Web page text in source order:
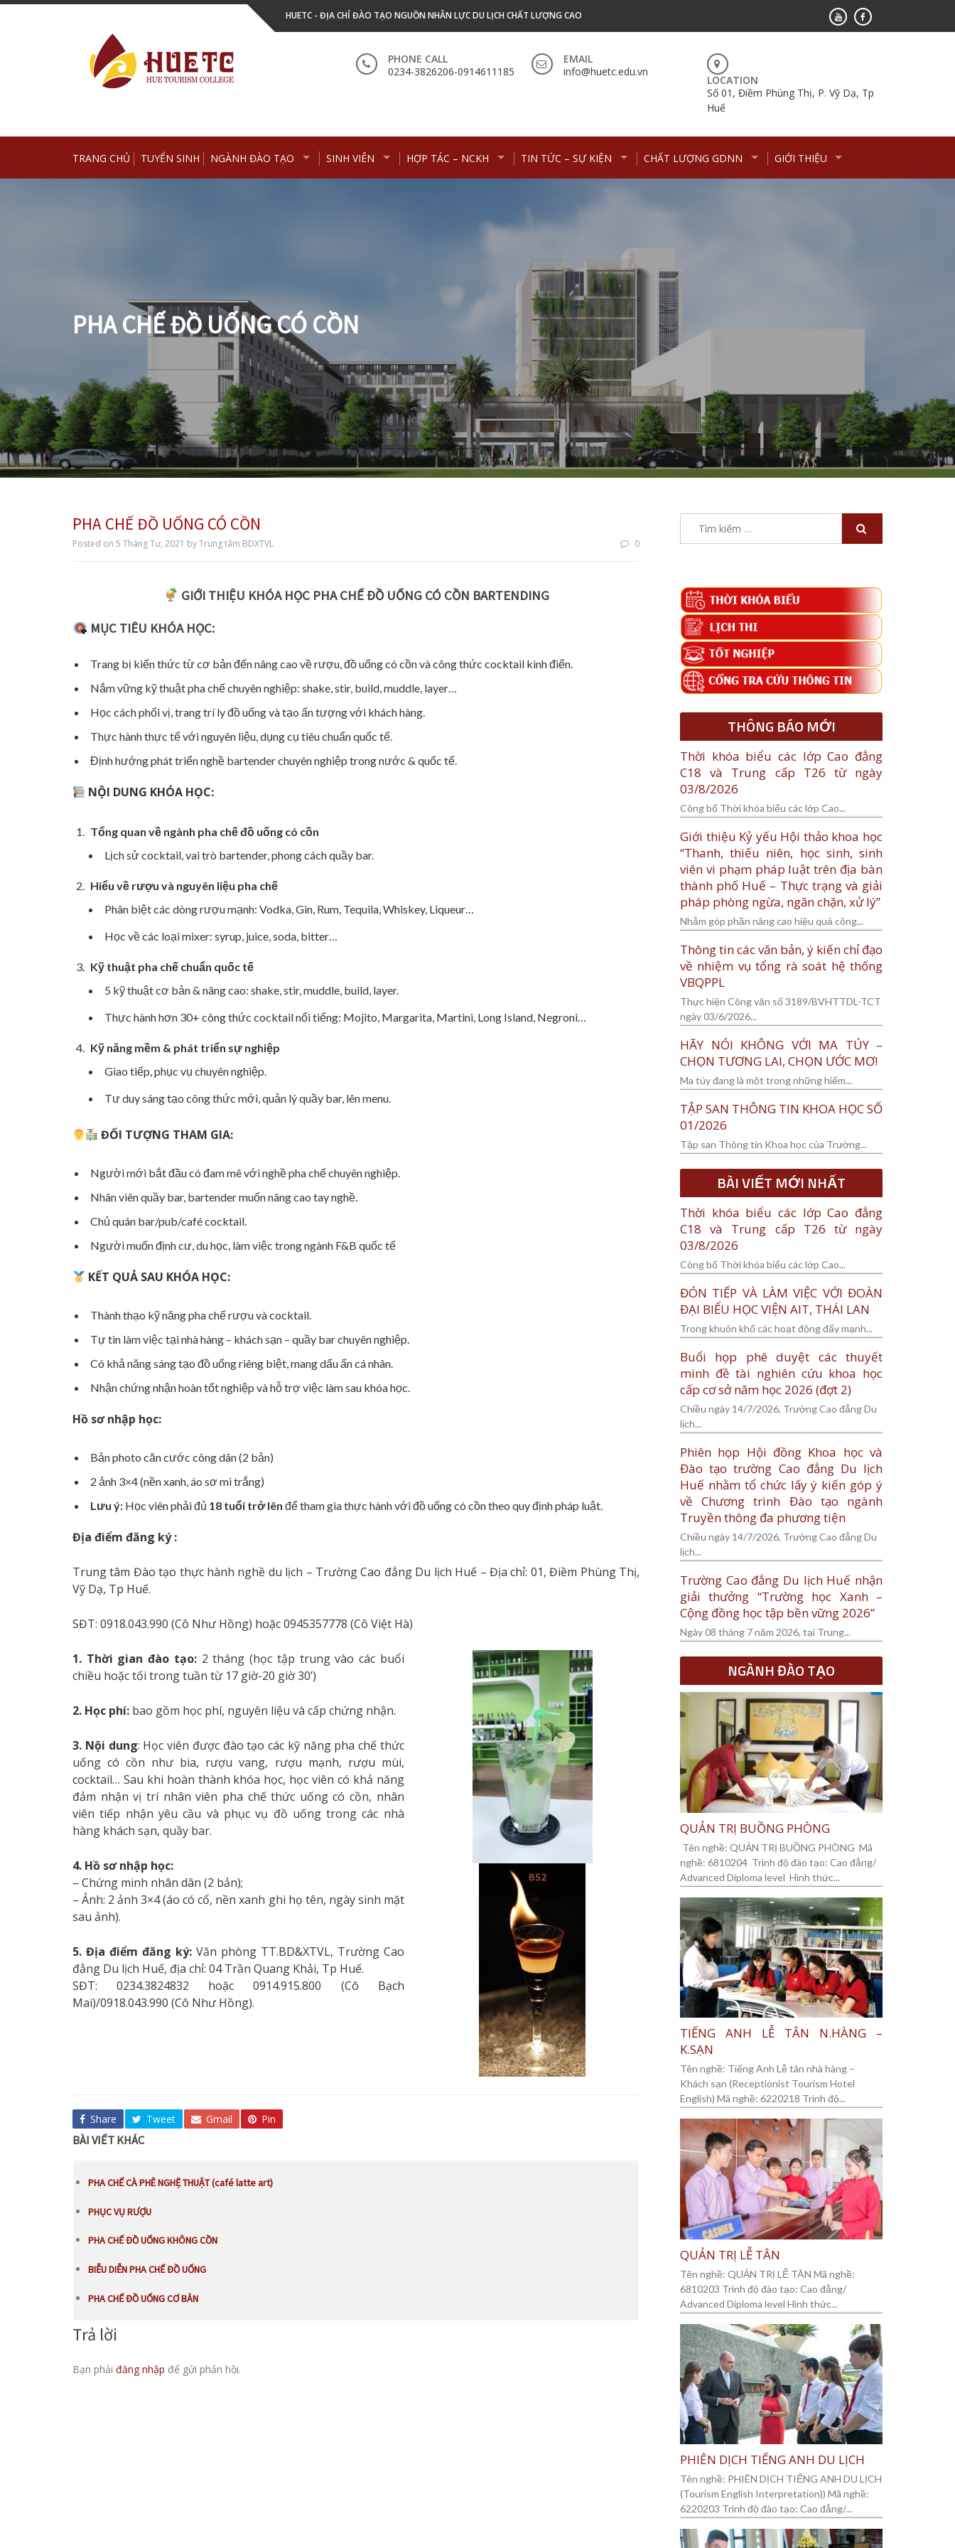
Skip
HUETC - ĐỊA CHỈ ĐÀO TẠO NGUỒN NHÂN LỰC DU LỊCH CHẤT LƯỢNG CAO
PHONE CALL
0234-3826206-0914611185
EMAIL
info@huetc.edu.vn
LOCATION
Số 01, Điềm Phùng Thị, P. Vỹ Dạ, Tp
Huế
TRANG CHỦ TUYỂN SINH NGÀNH ĐÀO TẠO SINH VIÊN HỢP TÁC – NCKH TIN TỨC – SỰ KIỆN CHẤT LƯỢNG GDNN GIỚI THIỆU
PHA CHẾ ĐỒ UỐNG CÓ CỒN
PHA CHẾ ĐỒ UỐNG CÓ CỒN
Posted on 5 Tháng Tư, 2021 byTrung tâm BDXTVL 0
GIỚI THIỆU KHÓA HỌC PHA CHẾ ĐỒ UỐNG CÓ CỒN BARTENDING
MỤC TIÊU KHÓA HỌC:
Trang bị kiến thức từ cơ bản đến nâng cao về rượu, đồ uống có cồn và công thức cocktail kinh điển.
Nắm vững kỹ thuật pha chế chuyên nghiệp: shake, stir, build, muddle, layer…
Học cách phối vị, trang trí ly đồ uống và tạo ấn tượng với khách hàng.
Thực hành thực tế với nguyên liệu, dụng cụ tiêu chuẩn quốc tế.
Định hướng phát triển nghề bartender chuyên nghiệp trong nước & quốc tế.
NỘI DUNG KHÓA HỌC:
Tổng quan về ngành pha chế đồ uống có cồn
Lịch sử cocktail, vai trò bartender, phong cách quầy bar.
Hiểu về rượu và nguyên liệu pha chế
Phân biệt các dòng rượu mạnh: Vodka, Gin, Rum, Tequila, Whiskey, Liqueur…
Học về các loại mixer: syrup, juice, soda, bitter…
Kỹ thuật pha chế chuẩn quốc tế
5 kỹ thuật cơ bản & nâng cao: shake, stir, muddle, build, layer.
Thực hành hơn 30+ công thức cocktail nổi tiếng: Mojito, Margarita, Martini, Long Island, Negroni…
Kỹ năng mềm & phát triển sự nghiệp
Giao tiếp, phục vụ chuyên nghiệp.
Tư duy sáng tạo công thức mới, quản lý quầy bar, lên menu.
ĐỐI TƯỢNG THAM GIA:
Người mới bắt đầu có đam mê với nghề pha chế chuyên nghiệp.
Nhân viên quầy bar, bartender muốn nâng cao tay nghề.
Chủ quán bar/pub/café cocktail.
Người muốn định cư, du học, làm việc trong ngành F&B quốc tế
KẾT QUẢ SAU KHÓA HỌC:
Thành thạo kỹ năng pha chế rượu và cocktail.
Tự tin làm việc tại nhà hàng – khách sạn – quầy bar chuyên nghiệp.
Có khả năng sáng tạo đồ uống riêng biệt, mang dấu ấn cá nhân.
Nhận chứng nhận hoàn tốt nghiệp và hỗ trợ việc làm sau khóa học.
Hồ sơ nhập học:
Bản photo căn cước công dân (2 bản)
2 ảnh 3×4 (nền xanh, áo sơ mi trắng)
Lưu ý: Học viên phải đủ 18 tuổi trở lên để tham gia thực hành với đồ uống có cồn theo quy định pháp luật.
Địa điểm đăng ký:
Trung tâm Đào tạo thực hành nghề du lịch – Trường Cao đẳng Du lịch Huế – Địa chỉ: 01, Điềm Phùng Thị,
Vỹ Dạ, Tp Huế.
SĐT: 0918.043.990 (Cô Như Hồng) hoặc 0945357778 (Cô Việt Hà)
1. Thời gian đào tạo:2 tháng (học tập trung vào các buổi
chiều hoặc tối trong tuần từ 17 giờ-20 giờ 30’)
2. Học phí: bao gồm học phí, nguyên liệu và cấp chứng nhận.
3. Nội dung: Học viên được đào tạo các kỹ năng pha chế thức
uống có cồn như bia, rượu vang, rượu mạnh, rượu mùi,
cocktail… Sau khi hoàn thành khóa học, học viên có khả năng
đảm nhận vị trí nhân viên pha chế thức uống có cồn, nhân
viên tiếp nhận yêu cầu và phục vụ đồ uống trong các nhà
hàng khách sạn, quầy bar.
4. Hồ sơ nhập học:
– Chứng minh nhân dân (2 bản);
– Ảnh: 2 ảnh 3×4 (áo có cổ, nền xanh ghi họ tên, ngày sinh mặt
sau ảnh).
5. Địa điểm đăng ký:Văn phòng TT.BD&XTVL, Trường Cao
đẳng Du lịch Huế, địa chỉ: 04 Trần Quang Khải, Tp Huế.
SĐT: 0234.3824832 hoặc 0914.915.800 (Cô Bạch
Mai)/0918.043.990 (Cô Như Hồng).
Share Tweet Gmail Pin
BÀI VIẾT KHÁC
PHA CHẾ CÀ PHÊ NGHỆ THUẬT (café latte art)
PHỤC VỤ RƯỢU
PHA CHẾ ĐỒ UỐNG KHÔNG CỒN
BIỄU DIỄN PHA CHẾ ĐỒ UỐNG
PHA CHẾ ĐỒ UỐNG CƠ BẢN
Trả lời
Bạn phải đăng nhập để gửi phản hồi.
kiếm
THÔNG BÁO MỚI
Thời khóa biểu các lớp Cao đẳng
C18 và Trung cấp T26 từ ngày
03/8/2026
Công bố Thời khóa biểu các lớp Cao...
Giới thiệu Kỷ yếu Hội thảo khoa học
“Thanh, thiếu niên, học sinh, sinh
viên vi phạm pháp luật trên địa bàn
thành phố Huế – Thực trạng và giải
pháp phòng ngừa, ngăn chặn, xử lý”
Nhằm góp phần nâng cao hiệu quả công...
Thông tin các văn bản, ý kiến chỉ đạo
về nhiệm vụ tổng rà soát hệ thống
VBQPPL
Thực hiện Công văn số 3189/BVHTTDL-TCT
ngày 03/6/2026...
HÃY NÓI KHÔNG VỚI MA TÚY –
CHỌN TƯƠNG LAI, CHỌN ƯỚC MƠ!
Ma túy đang là một trong những hiểm...
TẬP SAN THÔNG TIN KHOA HỌC SỐ
01/2026
Tập san Thông tin Khoa học của Trường...
BÀI VIẾT MỚI NHẤT
Thời khóa biểu các lớp Cao đẳng
C18 và Trung cấp T26 từ ngày
03/8/2026
Công bố Thời khóa biểu các lớp Cao...
ĐÓN TIẾP VÀ LÀM VIỆC VỚI ĐOÀN
ĐẠI BIỂU HỌC VIỆN AIT, THÁI LAN
Trong khuôn khổ các hoạt động đẩy mạnh...
Buổi họp phê duyệt các thuyết
minh đề tài nghiên cứu khoa học
cấp cơ sở năm học 2026 (đợt 2)
Chiều ngày 14/7/2026, Trường Cao đẳng Du
lịch...
Phiên họp Hội đồng Khoa học và
Đào tạo trường Cao đẳng Du lịch
Huế nhằm tổ chức lấy ý kiến góp ý
về Chương trình Đào tạo ngành
Truyền thông đa phương tiện
Chiều ngày 14/7/2026, Trường Cao đẳng Du
lịch...
Trường Cao đẳng Du lịch Huế nhận
giải thưởng “Trường học Xanh –
Cộng đồng học tập bền vững 2026”
Ngày 08 tháng 7 năm 2026, tại Trung...
NGÀNH ĐÀO TẠO
QUẢN TRỊ BUỒNG PHÒNG
Tên nghề: QUẢN TRỊ BUỒNG PHÒNG Mã
nghề: 6810204 Trình độ đào tạo: Cao đẳng/
Advanced Diploma level Hình thức...
TIẾNG ANH LỄ TÂN N.HÀNG –
K.SẠN
Tên nghề: Tiếng Anh Lễ tân nhà hàng –
Khách sạn (Receptionist Tourism Hotel
English) Mã nghề: 6220218 Trình độ...
QUẢN TRỊ LỄ TÂN
Tên nghề: QUẢN TRỊ LỄ TÂN Mã nghề:
6810203 Trình độ đào tạo: Cao đẳng/
Advanced Diploma level Hình thức...
PHIÊN DỊCH TIẾNG ANH DU LỊCH
Tên nghề: PHIÊN DỊCH TIẾNG ANH DU LỊCH
(Tourism English Interpretation)) Mã nghề:
6220203 Trình độ đào tạo: Cao đẳng/...